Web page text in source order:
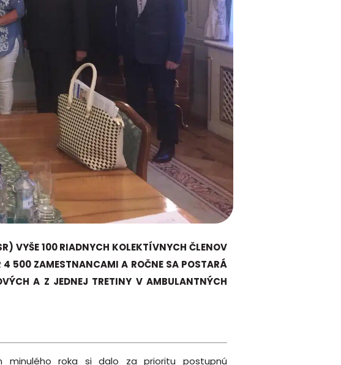
VYŠE 100 RIADNYCH KOLEKTÍVNYCH ČLENOV
4 500 ZAMESTNANCAMI A ROČNE SA POSTARÁ
A Z JEDNEJ TRETINY V AMBULANTNÝCH
minulého roka si dalo za prioritu postupnú